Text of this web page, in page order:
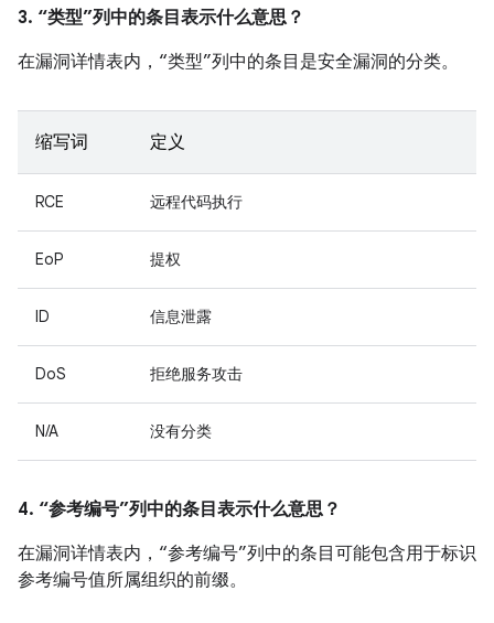
3. “类型”列中的条目表示什么意思？
在漏洞详情表内，“类型”列中的条目是安全漏洞的分类。
缩写词 定义
RCE 远程代码执行
EoP 提权
ID 信息泄露
DoS 拒绝服务攻击
N/A 没有分类
4. “参考编号”列中的条目表示什么意思？
在漏洞详情表内，“参考编号”列中的条目可能包含用于标识
参考编号值所属组织的前缀。